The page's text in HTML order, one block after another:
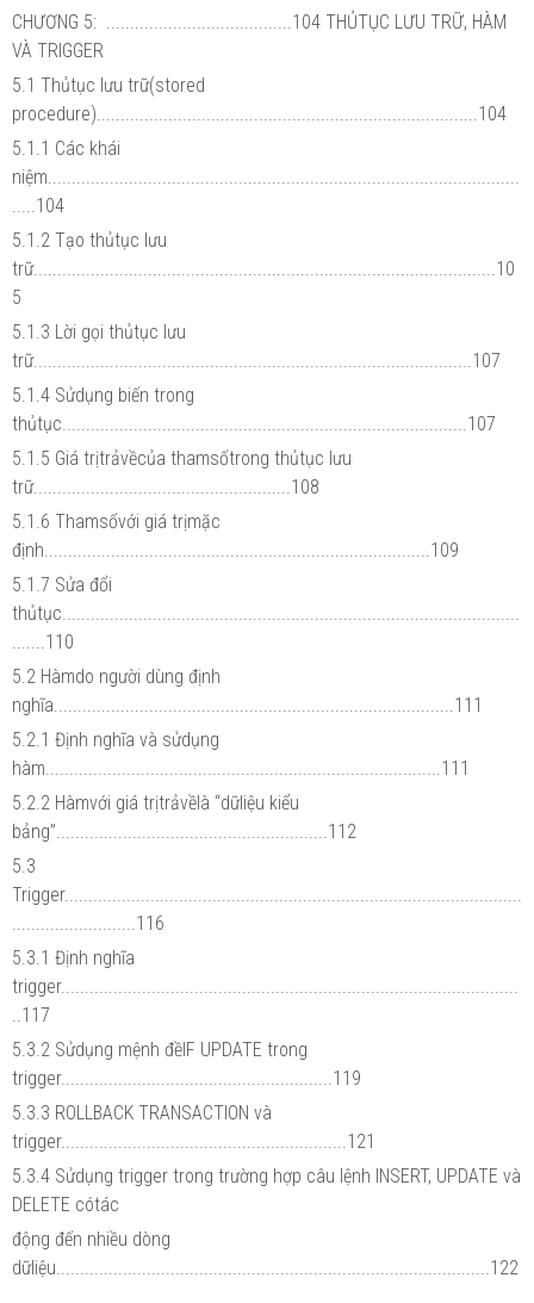
CHƯƠNG 5: .......................................104 THỦTỤC LƯU TRỮ, HÀM
VÀ TRIGGER
5.1 Thủtục lưu trữ(stored
procedure)................................................................................104
5.1.1 Các khái
niệm...................................................................................................
.....104
5.1.2 Tạo thủtục lưu
trữ.................................................................................................10
5
5.1.3 Lời gọi thủtục lưu
trữ............................................................................................107
5.1.4 Sửdụng biến trong
thủtục.....................................................................................107
5.1.5 Giá trịtrảvềcủa thamsốtrong thủtục lưu
trữ......................................................108
5.1.6 Thamsốvới giá trịmặc
định.................................................................................109
5.1.7 Sửa đổi
thủtục................................................................................................
.......110
5.2 Hàmdo người dùng định
nghĩa....................................................................................111
5.2.1 Định nghĩa và sửdụng
hàm...................................................................................111
5.2.2 Hàmvới giá trịtrảvềlà “dữliệu kiểu
bảng”.........................................................112
5.3
Trigger................................................................................................
..........................116
5.3.1 Định nghĩa
trigger................................................................................................
..117
5.3.2 Sửdụng mệnh đềIF UPDATE trong
trigger.........................................................119
5.3.3 ROLLBACK TRANSACTION và
trigger............................................................121
5.3.4 Sửdụng trigger trong trường hợp câu lệnh INSERT, UPDATE và
DELETE cótác
động đến nhiều dòng
dữliệu...........................................................................................122